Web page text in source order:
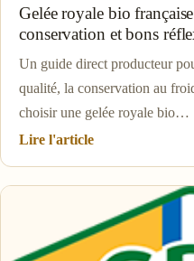
Gelée royale bio
conservation et bons
Un guide direct producteur
qualité, la conservation au
choisir une gelée royale bio…
Lire l'article